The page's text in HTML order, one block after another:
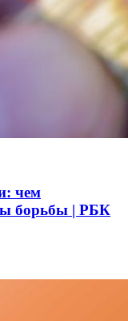
чем
борьбы | РБК